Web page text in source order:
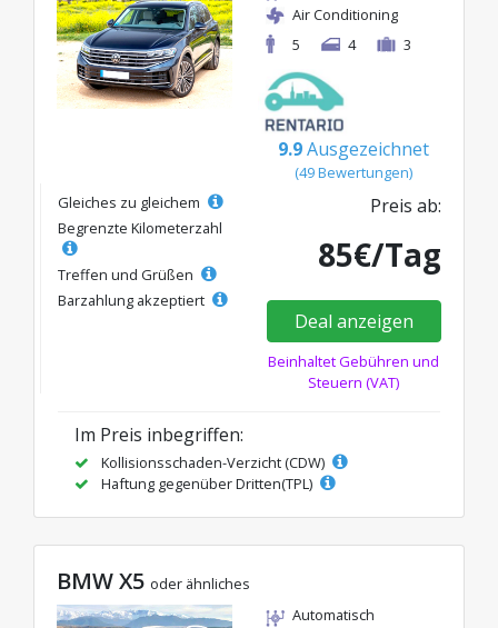
Air Conditioning
5
4 3
9.9Ausgezeichnet
(49 Bewertungen)
Gleiches zu gleichem
Begrenzte Kilometerzahl
Treffen und Grüßen
Barzahlung akzeptiert
Preis ab:
85€/Tag
Deal anzeigen
Beinhaltet Gebühren und
Steuern (VAT)
Im Preis inbegriffen:
Kollisionsschaden-Verzicht (CDW)
Haftung gegenüber Dritten(TPL)
BMW X5 oder ähnliches
Automatisch